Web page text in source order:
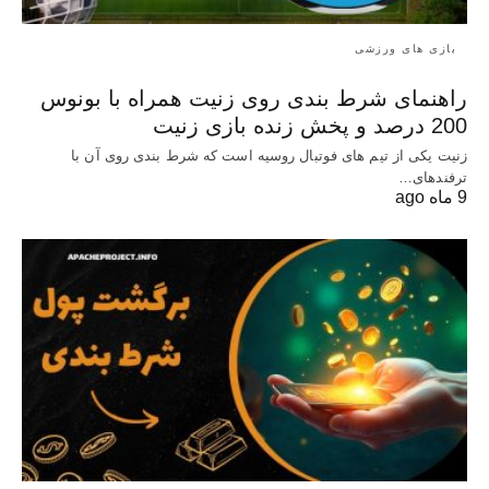
بازی های ورزشی
راهنمای شرط بندی روی زنیت همراه با بونوس
200 درصد و پخش زنده بازی زنیت
زنیت یکی از تیم های فوتبال روسیه است که شرط بندی روی آن با
ترفندهای…
9 ماه ago